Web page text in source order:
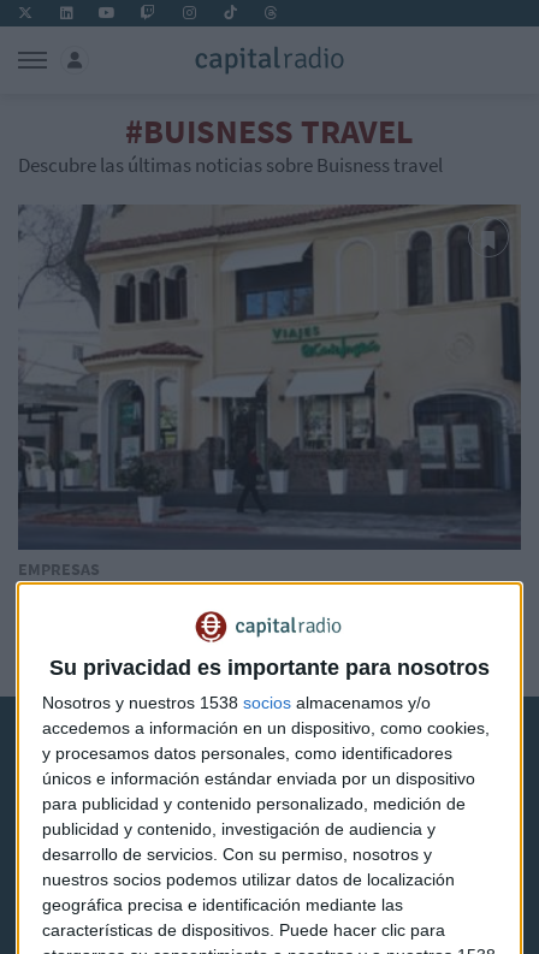
Su privacidad es importante para nosotros
Nosotros y nuestros 1538 socios almacenamos y/o
accedemos a información en un dispositivo, como cookies,
y procesamos datos personales, como identificadores
únicos e información estándar enviada por un dispositivo
para publicidad y contenido personalizado, medición de
publicidad y contenido, investigación de audiencia y
desarrollo de servicios. Con su permiso, nosotros y
nuestros socios podemos utilizar datos de localización
geográfica precisa e identificación mediante las
características de dispositivos. Puede hacer clic para
#BUISNESS TRAVEL
Descubre las últimas noticias sobre Buisness travel
EMPRESAS
Universal de 8 millones de euros
Redacción Capital Radio
Capital Radio
Noticias